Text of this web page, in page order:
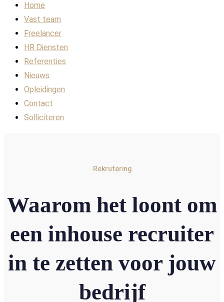
Home
Vast team
Freelancer
HR Diensten
Referenties
Nieuws
Opleidingen
Contact
Solliciteren
Rekrutering
Waarom het loont om
een inhouse recruiter
in te zetten voor jouw
bedrijf